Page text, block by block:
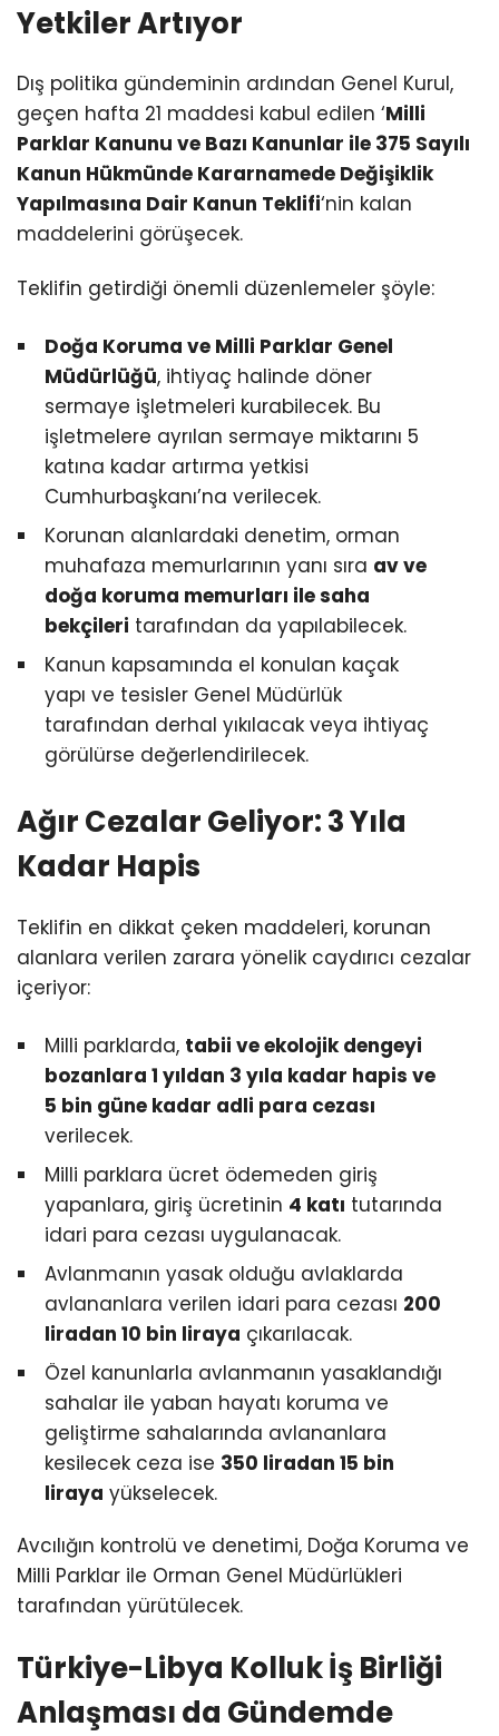
Yetkiler Artıyor
Dış politika gündeminin ardından Genel Kurul,
geçen hafta 21 maddesi kabul edilen ‘Milli
Parklar Kanunu ve Bazı Kanunlar ile 375 Sayılı
Kanun Hükmünde Kararnamede Değişiklik
Yapılmasına Dair Kanun Teklifi‘nin kalan
maddelerini görüşecek.
Teklifin getirdiği önemli düzenlemeler şöyle:
Doğa Koruma ve Milli Parklar Genel
Müdürlüğü, ihtiyaç halinde döner
sermaye işletmeleri kurabilecek. Bu
işletmelere ayrılan sermaye miktarını 5
katına kadar artırma yetkisi
Cumhurbaşkanı’na verilecek.
Korunan alanlardaki denetim, orman
muhafaza memurlarının yanı sıra av ve
doğa koruma memurları ile saha
bekçileri tarafından da yapılabilecek.
Kanun kapsamında el konulan kaçak
yapı ve tesisler Genel Müdürlük
tarafından derhal yıkılacak veya ihtiyaç
görülürse değerlendirilecek.
Ağır Cezalar Geliyor: 3 Yıla
Kadar Hapis
Teklifin en dikkat çeken maddeleri, korunan
alanlara verilen zarara yönelik caydırıcı cezalar
içeriyor:
Milli parklarda, tabii ve ekolojik dengeyi
bozanlara 1 yıldan 3 yıla kadar hapis ve
5 bin güne kadar adli para cezası
verilecek.
Milli parklara ücret ödemeden giriş
yapanlara, giriş ücretinin 4 katı tutarında
idari para cezası uygulanacak.
Avlanmanın yasak olduğu avlaklarda
avlananlara verilen idari para cezası 200
liradan 10 bin liraya çıkarılacak.
Özel kanunlarla avlanmanın yasaklandığı
sahalar ile yaban hayatı koruma ve
geliştirme sahalarında avlananlara
kesilecek ceza ise 350 liradan 15 bin
liraya yükselecek.
Avcılığın kontrolü ve denetimi, Doğa Koruma ve
Milli Parklar ile Orman Genel Müdürlükleri
tarafından yürütülecek.
Türkiye-Libya Kolluk İş Birliği
Anlaşması da Gündemde